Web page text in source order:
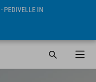
- PEDIVELLE IN